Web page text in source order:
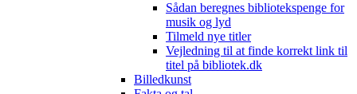
Sådan beregnes bibliotekspenge for
musik og lyd
Tilmeld nye titler
Vejledning til at finde korrekt link til
titel på bibliotek.dk
Billedkunst